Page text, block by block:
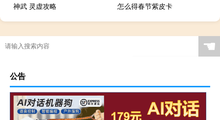
神武 灵虚攻略
怎么得春节紫皮卡
☚
公告